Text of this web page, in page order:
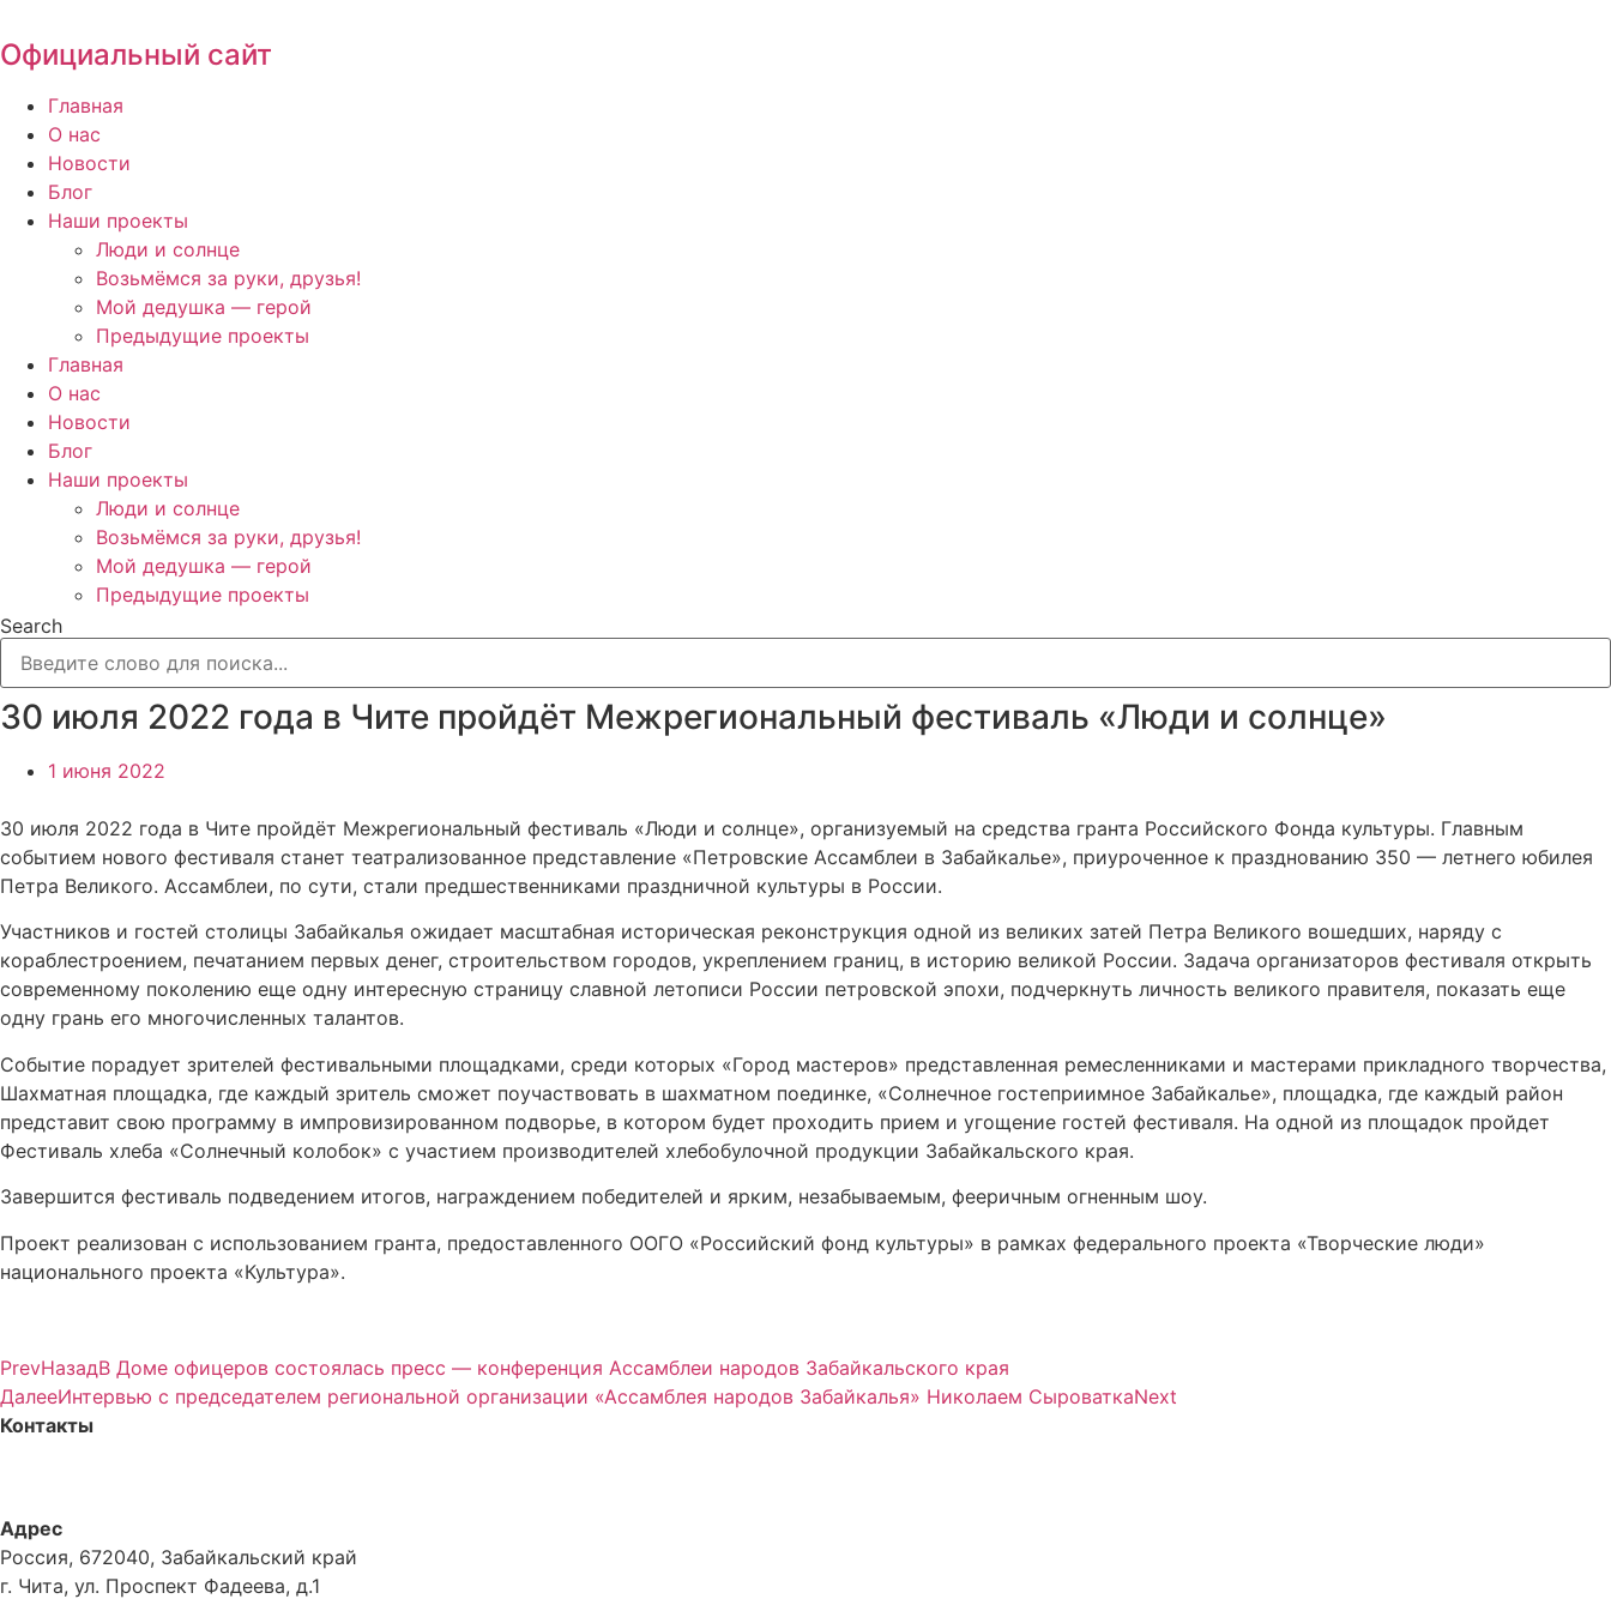
к
содержимому
Официальный сайт
Главная
О нас
Новости
Блог
Наши проекты
Люди и солнце
Возьмёмся за руки, друзья!
Мой дедушка — герой
Предыдущие проекты
Главная
О нас
Новости
Блог
Наши проекты
Люди и солнце
Возьмёмся за руки, друзья!
Мой дедушка — герой
Предыдущие проекты
Search
30 июля 2022 года в Чите пройдёт Межрегиональный фестиваль «Люди и солнце»
1 июня 2022
30 июля 2022 года в Чите пройдёт Межрегиональный фестиваль «Люди и солнце», организуемый на средства гранта Российского Фонда культуры. Главным
событием нового фестиваля станет театрализованное представление «Петровские Ассамблеи в Забайкалье», приуроченное к празднованию 350 — летнего юбилея
Петра Великого. Ассамблеи, по сути, стали предшественниками праздничной культуры в России.
Участников и гостей столицы Забайкалья ожидает масштабная историческая реконструкция одной из великих затей Петра Великого вошедших, наряду с
кораблестроением, печатанием первых денег, строительством городов, укреплением границ, в историю великой России. Задача организаторов фестиваля открыть
современному поколению еще одну интересную страницу славной летописи России петровской эпохи, подчеркнуть личность великого правителя, показать еще
одну грань его многочисленных талантов.
Событие порадует зрителей фестивальными площадками, среди которых «Город мастеров» представленная ремесленниками и мастерами прикладного творчества,
Шахматная площадка, где каждый зритель сможет поучаствовать в шахматном поединке, «Солнечное гостеприимное Забайкалье», площадка, где каждый район
представит свою программу в импровизированном подворье, в котором будет проходить прием и угощение гостей фестиваля. На одной из площадок пройдет
Фестиваль хлеба «Солнечный колобок» с участием производителей хлебобулочной продукции Забайкальского края.
Завершится фестиваль подведением итогов, награждением победителей и ярким, незабываемым, фееричным огненным шоу.
Проект реализован с использованием гранта, предоставленного ООГО «Российский фонд культуры» в рамках федерального проекта «Творческие люди»
национального проекта «Культура».
PrevНазадВ Доме офицеров состоялась пресс — конференция Ассамблеи народов Забайкальского края
ДалееИнтервью с председателем региональной организации «Ассамблея народов Забайкалья» Николаем СыроваткаNext
Контакты
Адрес
Россия, 672040, Забайкальский край
г. Чита, ул. Проспект Фадеева, д.1